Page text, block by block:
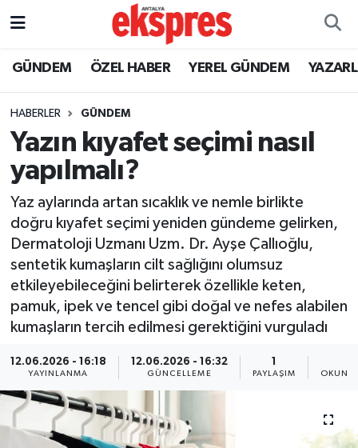
GÜNDEM ÖZEL HABER YEREL GÜNDEM
HABERLER GÜNDEM
Yazın kıyafet seçimi nasıl
yapılmalı?
Yaz aylarında artan sıcaklık ve nemle birlikte
doğru kıyafet seçimi yeniden gündeme gelirken,
Dermatoloji Uzmanı Uzm. Dr. Ayşe Çallıoğlu,
sentetik kumaşların cilt sağlığını olumsuz
etkileyebileceğini belirterek özellikle keten,
pamuk, ipek ve tencel gibi doğal ve nefes alabilen
kumaşların tercih edilmesi gerektiğini vurguladı
12.06.2026 - 16:18
YAYINLANMA
12.06.2026 - 16:32
GÜNCELLEME
1
PAYLAŞIM
ÖZEL HABER
YEREL GÜNDEM
EKONOMİ
KÜLTÜR - SANAT
SPOR
SİYASET
EĞİTİM
Nöbetçi Eczaneler
Trafik Durumu
Süper Lig Puan Durumu ve Fikstür
Tüm Manşetler
Son Dakika Haberleri
Haber Arşivi